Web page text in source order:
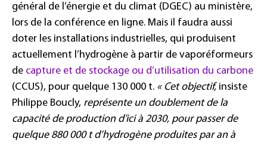
général de l’énergie et du climat (DGEC) au ministère,
lors de la conférence en ligne. Mais il faudra aussi
doter les installations industrielles, qui produisent
actuellement l’hydrogène à partir de vaporéformeurs
de capture et de stockage ou d’utilisation du carbone
(CCUS), pour quelque 130 000 t. « Cet objectif,insiste
Philippe Boucly, représente un doublement de la
capacité de production d’ici à 2030, pour passer de
quelque 880 000 t d’hydrogène produites par an à